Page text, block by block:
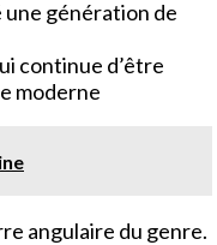
une génération de
continue d’être
moderne
angulaire du genre.